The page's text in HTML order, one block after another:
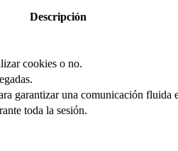
Descripción
cookies o no.
garantizar una comunicación fluida
toda la sesión.